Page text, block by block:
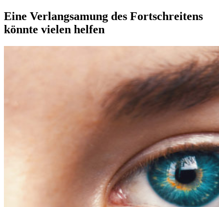
Eine Verlangsamung des Fortschreitens
könnte vielen helfen